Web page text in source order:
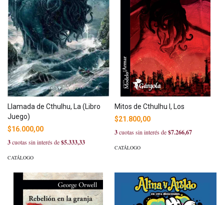
Llamada de Cthulhu, La (Libro
Juego)
$16.000,00
3cuotas sin interés de$5.333,33
CATÁLOGO
Mitos de Cthulhu I, Los
$21.800,00
3cuotas sin interés de$7.266,67
CATÁLOGO